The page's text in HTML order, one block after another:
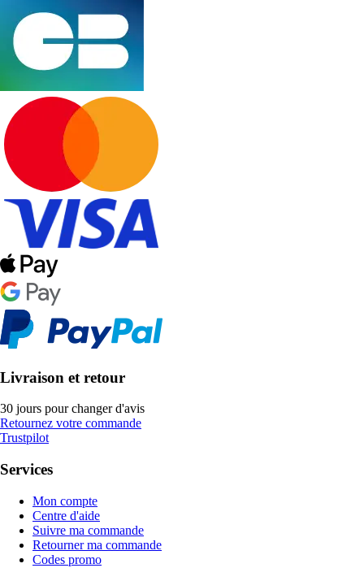
Livraison et retour
30 jours pour changer d'avis
Retournez votre commande
Trustpilot
Services
Mon compte
Centre d'aide
Suivre ma commande
Retourner ma commande
Codes promo